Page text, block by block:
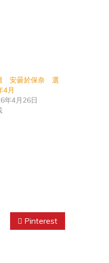
安曇於保奈 選
4月
年4月26日
Pinterest